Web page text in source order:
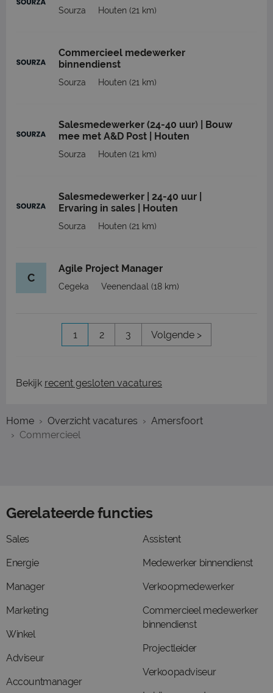
Sourza Houten (21 km)
Commercieel medewerker
binnendienst
Sourza Houten (21 km)
Salesmedewerker (24-40 uur) | Bouw
mee met A&D Post | Houten
Sourza Houten (21 km)
Salesmedewerker | 24-40 uur |
Ervaring in sales | Houten
Sourza Houten (21 km)
C
Agile Project Manager
Cegeka Veenendaal (18 km)
1 2 3 Volgende >
Bekijk recent gesloten vacatures
Home Overzicht vacatures
Amersfoort
Commercieel
Gerelateerde functies
Sales
Energie
Manager
Marketing
Winkel
Adviseur
Accountmanager
Assistent
Medewerker binnendienst
Verkoopmedewerker
Commercieel medewerker
binnendienst
Projectleider
Verkoopadviseur